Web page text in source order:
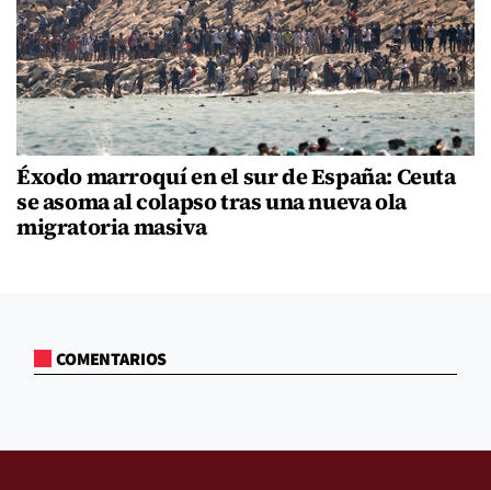
Éxodo marroquí en el sur de España: Ceuta
se asoma al colapso tras una nueva ola
migratoria masiva
COMENTARIOS